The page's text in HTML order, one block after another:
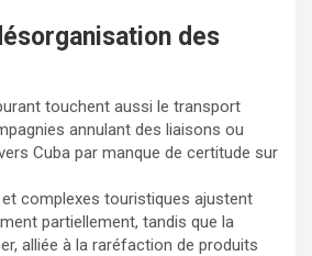
des
touchent aussi le transport
annulant des liaisons ou
Cuba par manque de certitude sur
complexes touristiques ajustent
partiellement, tandis que la
alliée à la raréfaction de produits